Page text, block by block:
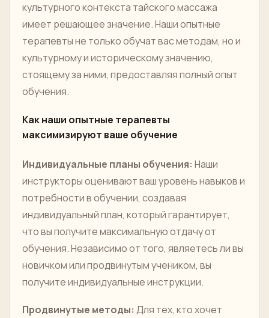
культурного контекста тайского массажа
имеет решающее значение. Наши опытные
терапевты не только обучат вас методам, но и
культурному и историческому значению,
стоящему за ними, предоставляя полный опыт
обучения.
Как наши опытные терапевты
максимизируют ваше обучение
Индивидуальные планы обучения: Наши
инструкторы оценивают ваш уровень навыков и
потребности в обучении, создавая
индивидуальный план, который гарантирует,
что вы получите максимальную отдачу от
обучения. Независимо от того, являетесь ли вы
новичком или продвинутым учеником, вы
получите индивидуальные инструкции.
Продвинутые методы: Для тех, кто хочет